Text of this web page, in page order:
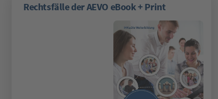
Rechtsfälle der AEVO eBook + Print